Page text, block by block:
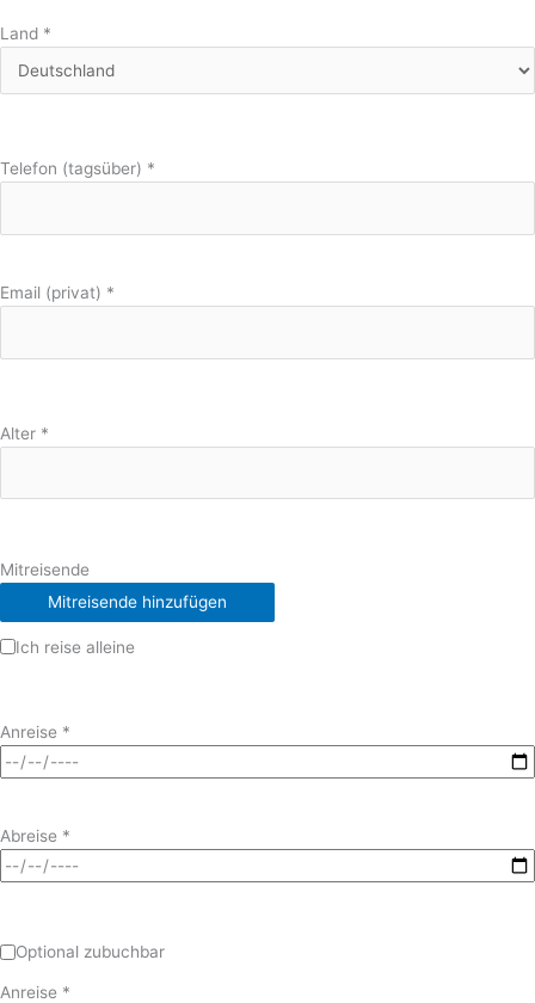
Land *
Telefon (tagsüber) *
Email (privat) *
Alter *
Mitreisende
Mitreisende hinzufügen
Ich reise alleine
Anreise *
Abreise *
Optional zubuchbar
Anreise *